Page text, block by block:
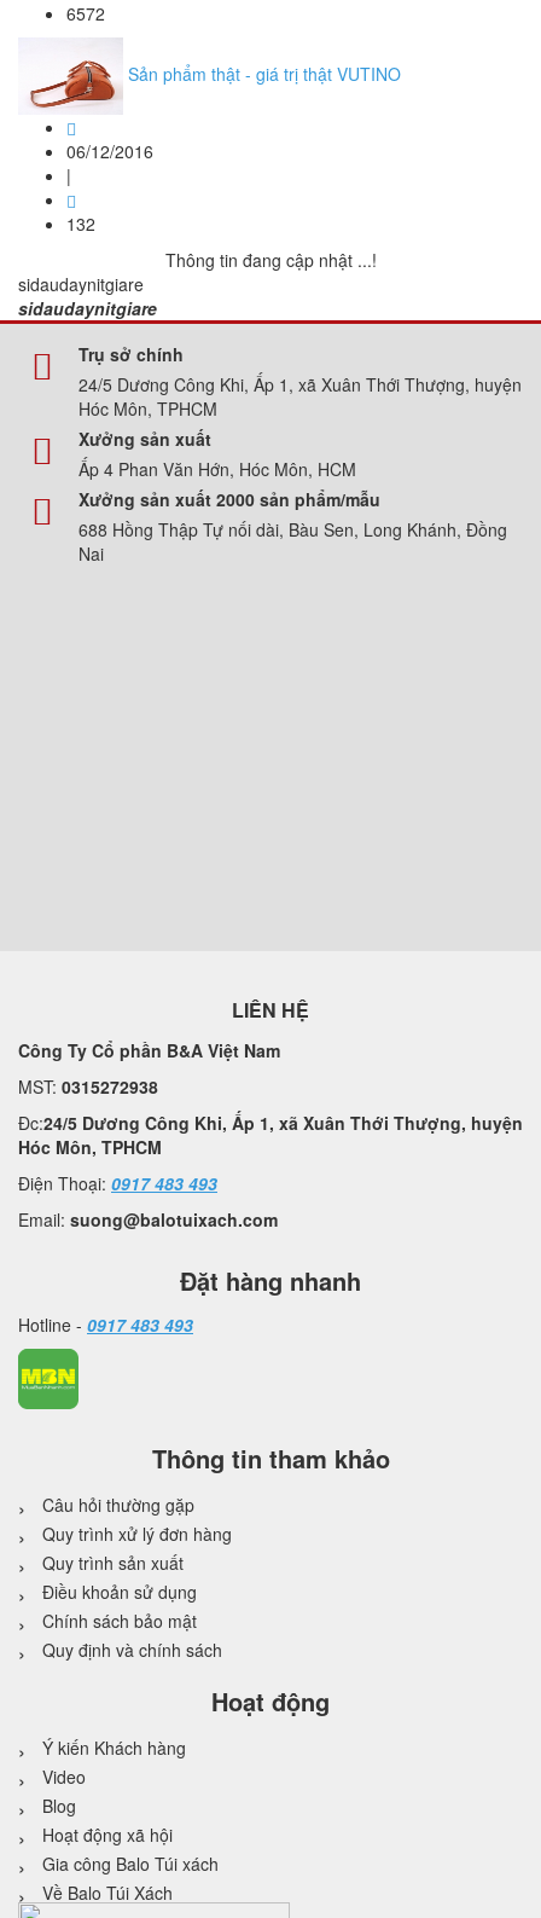
6572
Sản phẩm thật - giá trị thật VUTINO
06/12/2016
|
132
Thông tin đang cập nhật ...!
sidaudaynitgiare
sidaudaynitgiare
Trụ sở chính
24/5 Dương Công Khi, Ấp 1, xã Xuân Thới Thượng, huyện
Hóc Môn, TPHCM
Xưởng sản xuất
Ấp 4 Phan Văn Hớn, Hóc Môn, HCM
Xưởng sản xuất 2000 sản phẩm/mẫu
688 Hồng Thập Tự nối dài, Bàu Sen, Long Khánh, Đồng
Nai
LIÊN HỆ
Công Ty Cổ phần B&A Việt Nam
MST: 0315272938
Đc:24/5 Dương Công Khi, Ấp 1, xã Xuân Thới Thượng, huyện
Hóc Môn, TPHCM
Điện Thoại: 0917 483 493
Email: suong@balotuixach.com
Đặt hàng nhanh
Hotline - 0917 483 493
Thông tin tham khảo
Câu hỏi thường gặp
Quy trình xử lý đơn hàng
Quy trình sản xuất
Điều khoản sử dụng
Chính sách bảo mật
Quy định và chính sách
Hoạt động
Ý kiến Khách hàng
Video
Blog
Hoạt động xã hội
Gia công Balo Túi xách
Về Balo Túi Xách